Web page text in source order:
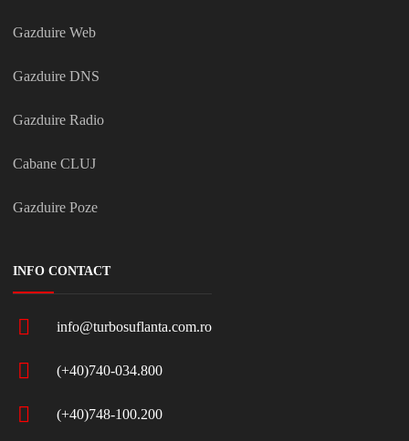
Gazduire Web
Gazduire DNS
Gazduire Radio
Cabane CLUJ
Gazduire Poze
INFO CONTACT
info@turbosuflanta.com.ro
(+40)740-034.800
(+40)748-100.200